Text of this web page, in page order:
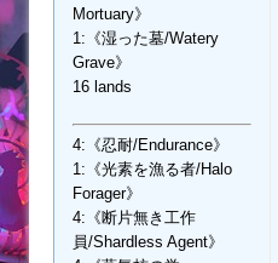
Mortuary》
1:《湿った墓/Watery
Grave》
16 lands
4:《忍耐/Endurance》
1:《光素を漁る者/Halo
Forager》
4:《断片無き工作
員/Shardless Agent》